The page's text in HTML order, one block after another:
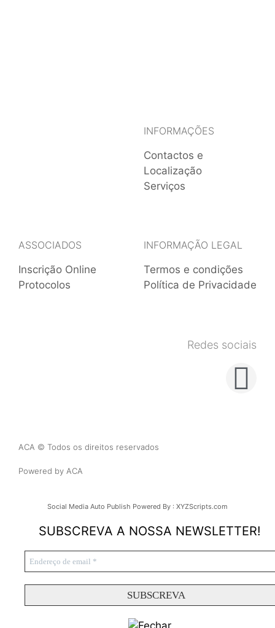
INFORMAÇÕES
Contactos e
Localização
Serviços
ASSOCIADOS
Inscrição Online
Protocolos
INFORMAÇÃO LEGAL
Termos e condições
Política de Privacidade
Redes sociais
ACA © Todos os direitos reservados
Powered by ACA
Social Media Auto Publish Powered By : XYZScripts.com
SUBSCREVA A NOSSA NEWSLETTER!